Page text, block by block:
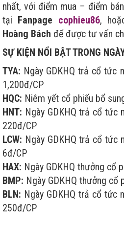
nhất, với điểm mua – điểm
tại Fanpage cophieu86,
Hoàng Bách để được tư vấn
SỰ KIỆN NỔI BẬT TRONG
TYA: Ngày GDKHQ trả cổ tức
1,200đ/CP
HQC: Niêm yết cổ phiếu bổ
HNT: Ngày GDKHQ trả cổ tức
220đ/CP
LCW: Ngày GDKHQ trả cổ tức
6đ/CP
HAX: Ngày GDKHQ thưởng cổ
BMP: Ngày GDKHQ thưởng cổ
BLN: Ngày GDKHQ trả cổ tức
250đ/CP